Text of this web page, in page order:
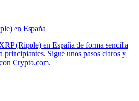
en España
(Ripple) en España de forma sencilla
principiantes. Sigue unos pasos claros y
Crypto.com.